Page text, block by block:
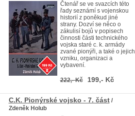
Čtenář se ve svazcích této
řady seznámí s vojenskou
historií z poněkud jiné
strany. Dozví se něco o
zákulisí bojů v popisech
činnosti části technického
vojska staré c. k. armády
zvané pionýři, a také o jejich
vzniku, organizaci a
vybavení.
222,- Kč 199,- Kč
C.K. Pionýrské vojsko - 7. část/
Zdeněk Holub